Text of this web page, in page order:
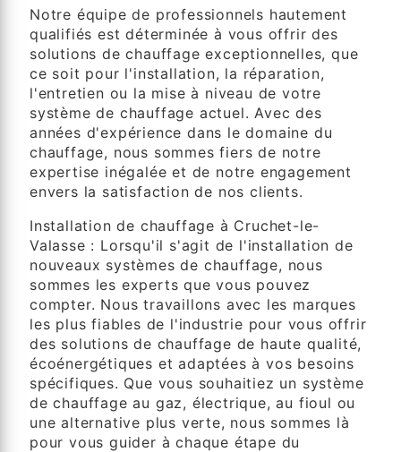
Notre équipe de professionnels hautement
qualifiés est déterminée à vous offrir des
solutions de chauffage exceptionnelles, que
ce soit pour l'installation, la réparation,
l'entretien ou la mise à niveau de votre
système de chauffage actuel. Avec des
années d'expérience dans le domaine du
chauffage, nous sommes fiers de notre
expertise inégalée et de notre engagement
envers la satisfaction de nos clients.
Installation de chauffage à Cruchet-le-
Valasse : Lorsqu'il s'agit de l'installation de
nouveaux systèmes de chauffage, nous
sommes les experts que vous pouvez
compter. Nous travaillons avec les marques
les plus fiables de l'industrie pour vous offrir
des solutions de chauffage de haute qualité,
écoénergétiques et adaptées à vos besoins
spécifiques. Que vous souhaitiez un système
de chauffage au gaz, électrique, au fioul ou
une alternative plus verte, nous sommes là
pour vous guider à chaque étape du